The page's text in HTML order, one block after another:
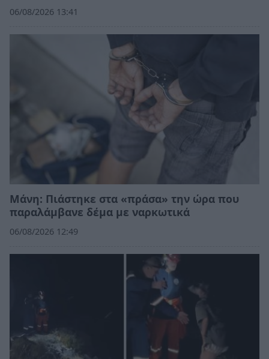
06/08/2026 13:41
Μάνη: Πιάστηκε στα «πράσα» την ώρα που
παραλάμβανε δέμα με ναρκωτικά
06/08/2026 12:49